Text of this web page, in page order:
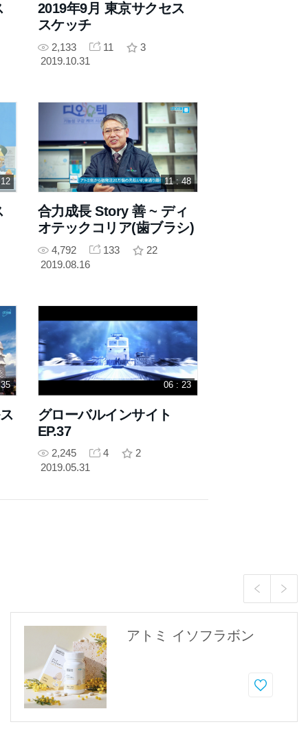
2019年9月 東京サクセス
スケッチ
2,133 11
3
2019.10.31
11 : 48
合力成長 Story 善 ~ ディ
オテックコリア(歯ブラシ)
4,792 133
22
2019.08.16
06 : 23
グローバルインサイト
EP.37
2,245 4
2
2019.05.31
アトミ イソフラボン